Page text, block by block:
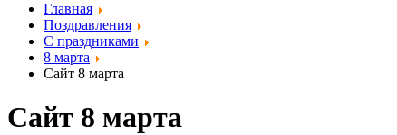
Главная
Поздравления
С праздниками
8 марта
Сайт 8 марта
Сайт 8 марта